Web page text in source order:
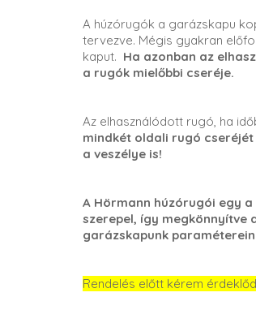
A húzórugók a garázskapu
tervezve. Mégis gyakran
kaput. Ha azonban az
a rugók mielőbbi cseréje.
Az elhasználódott rugó, ha
mindkét oldali rugó
a veszélye is!
A Hörmann húzórugói egy
szerepel, így megkönnyítve
garázskapunk
Rendelés előtt kérem